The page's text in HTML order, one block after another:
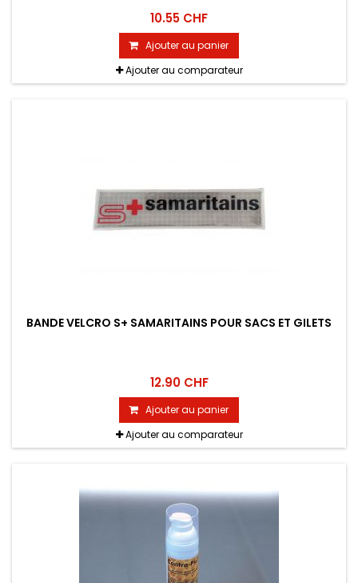
10.55 CHF
Ajouter au panier
Ajouter au comparateur
BANDE VELCRO S+ SAMARITAINS POUR SACS ET GILETS
12.90 CHF
Ajouter au panier
Ajouter au comparateur